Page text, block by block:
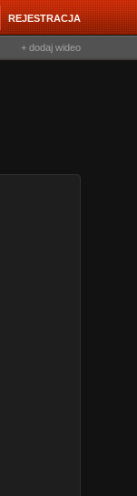
REJESTRACJA
+ dodaj wideo